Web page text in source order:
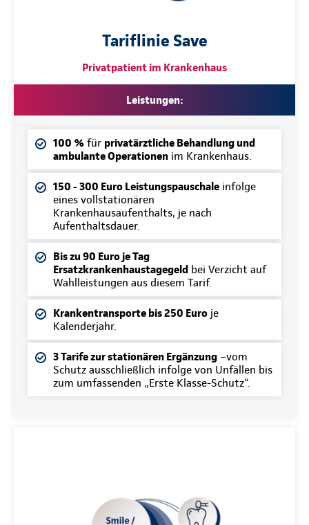
Tariflinie Save
Privatpatient im Krankenhaus
Leistungen:
100 % für privatärztliche Behandlung und
ambulante Operationen im Krankenhaus.
150 - 300 Euro Leistungspauschale infolge
eines vollstationären
Krankenhausaufenthalts, je nach
Aufenthaltsdauer.
Bis zu 90 Euro je Tag
Ersatzkrankenhaustagegeld bei Verzicht auf
Wahlleistungen aus diesem Tarif.
Krankentransporte bis 250 Euro je
Kalenderjahr.
3 Tarife zur stationären Ergänzung –vom
Schutz ausschließlich infolge von Unfällen bis
zum umfassenden „Erste Klasse-Schutz“.